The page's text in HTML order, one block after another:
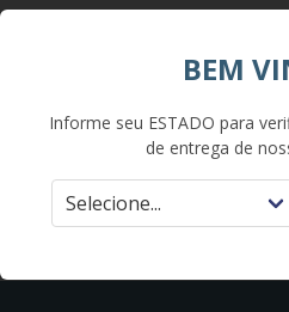
devem ser previamenteBEM
Informe seu ESTADO para
de entrega de